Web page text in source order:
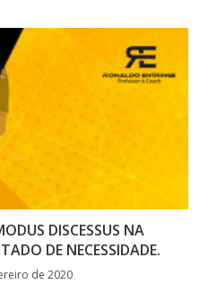
DISCESSUS NA
DE NECESSIDADE.
de 2020